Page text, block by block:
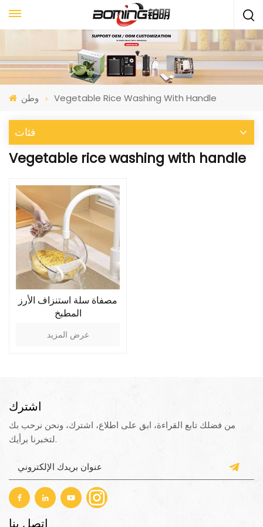
وطن Vegetable Rice Washing With Handle
فئات
Vegetable rice washing with handle
مصفاة سلة استنزاف الأرز
المطبخ
عرض المزيد
اشترك
من فضلك تابع القراءة، ابق على اطلاع، اشترك، ونحن نرحب بك
لتخبرنا برأيك.
اتصل بنا